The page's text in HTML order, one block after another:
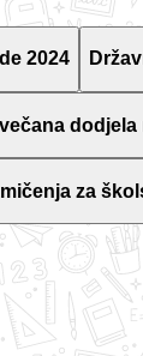
2024
dodjela
za